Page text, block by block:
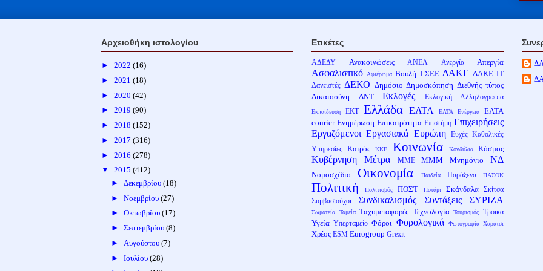
Αρχειοθήκη ιστολογίου
► 2022 (16)
► 2021 (18)
► 2020 (42)
► 2019 (90)
► 2018 (152)
► 2017 (316)
► 2016 (278)
▼ 2015 (412)
► Δεκεμβρίου (18)
► Νοεμβρίου (27)
► Οκτωβρίου (17)
► Σεπτεμβρίου (8)
► Αυγούστου (7)
► Ιουλίου (28)
Ετικέτες
ΑΔΕΔΥ Ανακοινώσεις ΑΝΕΛ Ανεργία Απεργία
Ασφαλιστικό Αφιέρωμα Βουλή ΓΣΕΕ ΔΑΚΕ ΔΑΚΕ ΙΤ
Δανειστές ΔΕΚΟ Δημόσιο Δημοσκόπηση Διεθνής τύπος
Δικαιοσύνη
ΔΝΤ Εκλογές Εκλογική Αλληλογραφία
Εκπαίδευση ΕΚΤ Ελλάδα ΕΛΤΑ ΕΛΤΑ Ενέργεια
ΕΛΤΑ
courier Ενημέρωση Επικαιρότητα Επιστήμη Επιχειρήσεις
Εργαζόμενοι Εργασιακά Ευρώπη Ευχές Καθολικές
Υπηρεσίες
Καιρός ΚΚΕ Κοινωνία Κονδύλια Κόσμος
Κυβέρνηση Μέτρα ΜΜΕ ΜΜΜ Μνημόνιο ΝΔ
Νομοσχέδιο Οικονομία Παιδεία Παράξενα ΠΑΣΟΚ
Πολιτική Πολιτισμός ΠΟΣΤ Ποτάμι Σκάνδαλα
Σκίτσα
Συμβασιούχοι
Συνδικαλισμός Συντάξεις ΣΥΡΙΖΑ
Σωματεία Ταμεία Ταχυμεταφορές Τεχνολογία Τουρισμός Τροικα
Υγεία Υπερταμείο Φόροι Φορολογικά Φωτογραφία Χαράτσι
Χρέος ESM Eurogroup Grexit